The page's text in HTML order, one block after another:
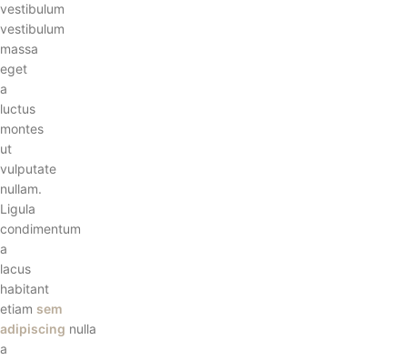
vestibulum
vestibulum
massa
eget
a
luctus
montes
ut
vulputate
nullam.
Ligula
condimentum
a
lacus
habitant
etiam sem
adipiscing nulla
a